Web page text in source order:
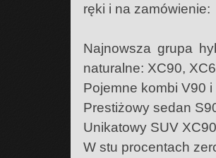
ręki i na zamówienie:
Najnowsza grupa
naturalne: XC90,
Pojemne kombi V90 i
Prestiżowy sedan
Unikatowy SUV
W stu procentach